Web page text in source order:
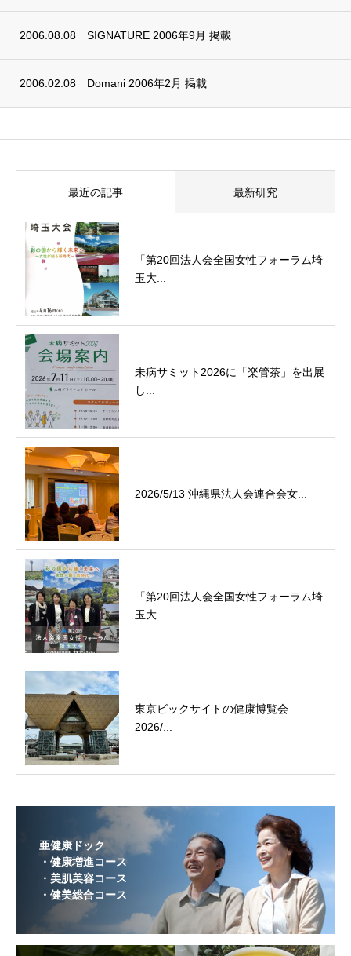
2006.08.08 SIGNATURE 2006年9月 掲載
2006.02.08 Domani 2006年2月 掲載
最近の記事 最新研究
「第20回法人会全国女性フォーラム埼
玉大...
未病サミット2026に「楽管茶」を出展
し...
2026/5/13 沖縄県法人会連合会女...
「第20回法人会全国女性フォーラム埼
玉大...
東京ビックサイトの健康博覧会
2026/...
亜健康ドック
・健康増進コース
・美肌美容コース
・健美総合コース